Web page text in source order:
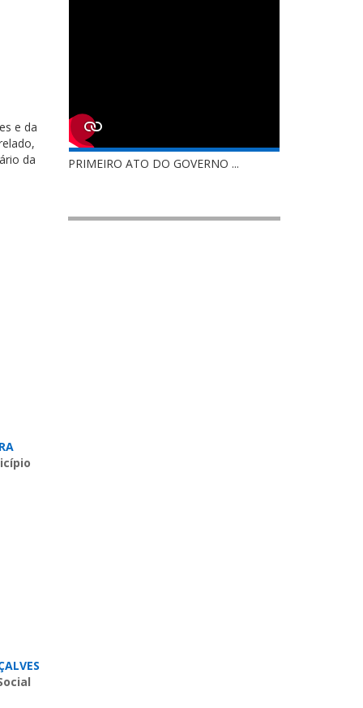
e da
da
PRIMEIRO ATO DO GOVERNO ...